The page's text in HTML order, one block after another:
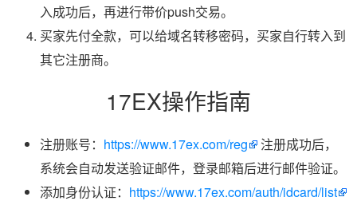
入成功后，再进行带价push交易。
买家先付全款，可以给域名转移密码，买家自行转入到
其它注册商。
17EX操作指南
注册账号： https://www.17ex.com/reg
注册成功后，
系统会自动发送验证邮件，登录邮箱后进行邮件验证。
添加身份认证： https://www.17ex.com/auth/idcard/list